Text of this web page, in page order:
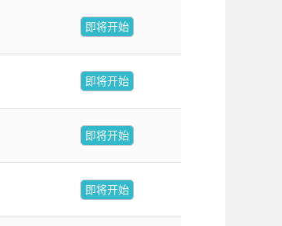
即将开始
即将开始
即将开始
即将开始